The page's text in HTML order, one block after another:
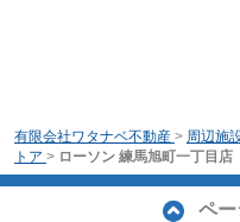
有限会社ワタナベ不動産 > 周辺施
トア > ローソン 練馬旭町一丁目店
ペー